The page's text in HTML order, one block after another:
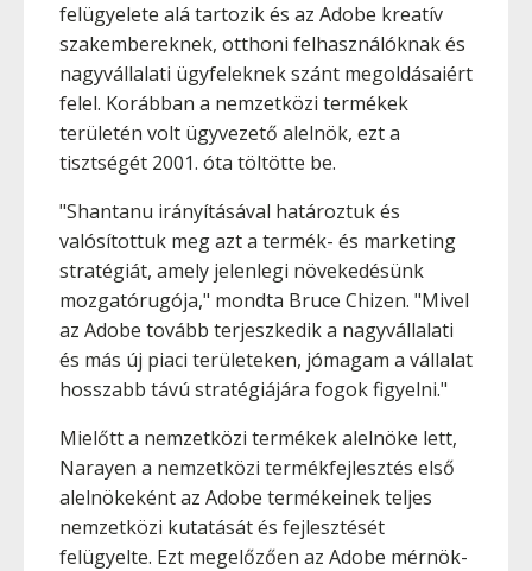
felügyelete alá tartozik és az Adobe kreatív
szakembereknek, otthoni felhasználóknak és
nagyvállalati ügyfeleknek szánt megoldásaiért
felel. Korábban a nemzetközi termékek
területén volt ügyvezető alelnök, ezt a
tisztségét 2001. óta töltötte be.
"Shantanu irányításával határoztuk és
valósítottuk meg azt a termék- és marketing
stratégiát, amely jelenlegi növekedésünk
mozgatórugója," mondta Bruce Chizen. "Mivel
az Adobe tovább terjeszkedik a nagyvállalati
és más új piaci területeken, jómagam a vállalat
hosszabb távú stratégiájára fogok figyelni."
Mielőtt a nemzetközi termékek alelnöke lett,
Narayen a nemzetközi termékfejlesztés első
alelnökeként az Adobe termékeinek teljes
nemzetközi kutatását és fejlesztését
felügyelte. Ezt megelőzően az Adobe mérnök-